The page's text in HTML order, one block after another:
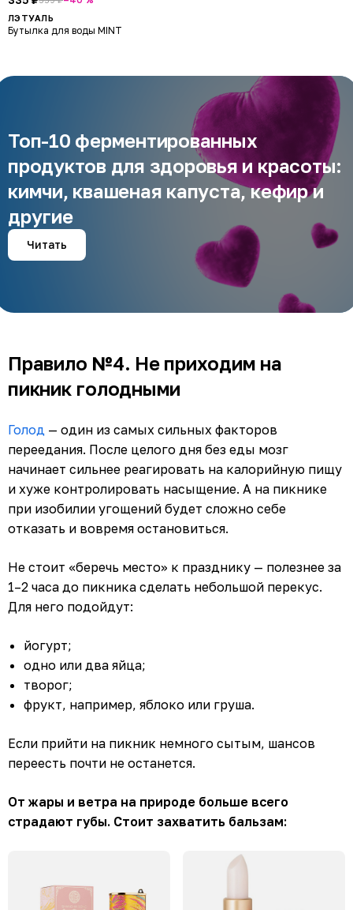
ЛЭТУАЛЬ
Бутылка для воды MINT
Топ-10 ферментированных
продуктов для здоровья и красоты:
кимчи, квашеная капуста, кефир и
другие
Читать
Правило №4. Не приходим на
пикник голодными
Голод — один из самых сильных факторов
переедания. После целого дня без еды мозг
начинает сильнее реагировать на калорийную пищу
и хуже контролировать насыщение. А на пикнике
при изобилии угощений будет сложно себе
отказать и вовремя остановиться.
Не стоит «беречь место» к празднику — полезнее за
1–2 часа до пикника сделать небольшой перекус.
Для него подойдут:
йогурт;
одно или два яйца;
творог;
фрукт, например, яблоко или груша.
Если прийти на пикник немного сытым, шансов
переесть почти не останется.
От жары и ветра на природе больше всего
страдают губы. Стоит захватить бальзам: